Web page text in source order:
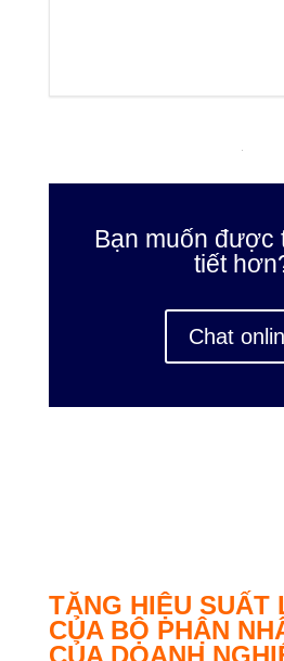
Bạn muốn được
tiết
Chat
TĂNG HIỆU SUẤT
CỦA BỘ PHẬN
CỦA DOANH